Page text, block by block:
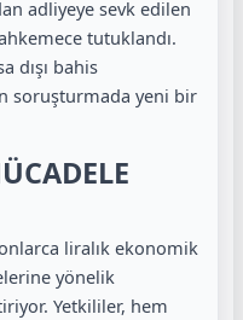
adliyeye sevk edilen
tutuklandı.
dışı bahis
soruşturmada yeni bir
liralık ekonomik
yönelik
Yetkililer, hem